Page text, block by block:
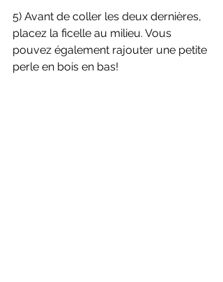
5) Avant de coller les deux dernières,
placez la ficelle au milieu. Vous
pouvez également rajouter une petite
perle en bois en bas!